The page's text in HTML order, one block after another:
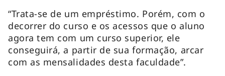
“Trata-se de um empréstimo. Porém, com o
decorrer do curso e os acessos que o aluno
agora tem com um curso superior, ele
conseguirá, a partir de sua formação, arcar
com as mensalidades desta faculdade”.